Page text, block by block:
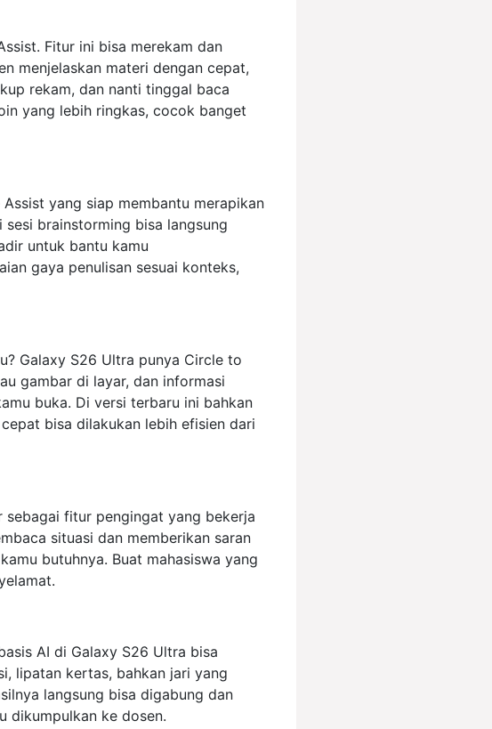
Fitur ini bisa merekam dan
menjelaskan materi dengan cepat,
rekam, dan nanti tinggal baca
yang lebih ringkas, cocok banget
yang siap membantu merapikan
brainstorming bisa langsung
untuk bantu kamu
gaya penulisan sesuai konteks,
Galaxy S26 Ultra punya Circle to
gambar di layar, dan informasi
buka. Di versi terbaru ini bahkan
bisa dilakukan lebih efisien dari
sebagai fitur pengingat yang bekerja
situasi dan memberikan saran
butuhnya. Buat mahasiswa yang
AI di Galaxy S26 Ultra bisa
lipatan kertas, bahkan jari yang
langsung bisa digabung dan
dikumpulkan ke dosen.